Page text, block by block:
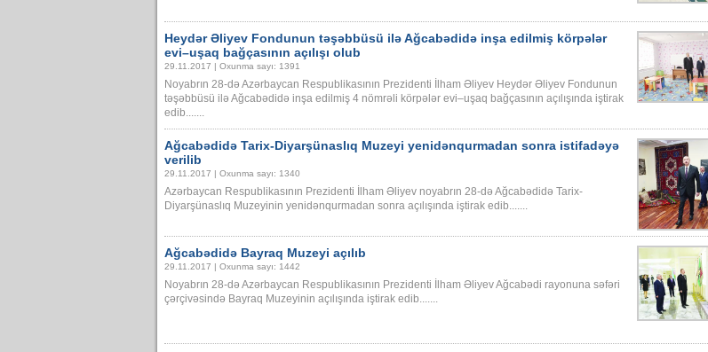
Heydər Əliyev Fondunun təşəbbüsü ilə Ağcabədidə inşa edilmiş körpələr
evi–uşaq bağçasının açılışı olub
29.11.2017 | Oxunma sayı: 1391
Noyabrın 28-də Azərbaycan Respublikasının Prezidenti İlham Əliyev Heydər Əliyev Fondunun
təşəbbüsü ilə Ağcabədidə inşa edilmiş 4 nömrəli körpələr evi–uşaq bağçasının açılışında iştirak
edib.......
Ağcabədidə Tarix-Diyarşünaslıq Muzeyi yenidənqurmadan sonra istifadəyə
verilib
29.11.2017 | Oxunma sayı: 1340
Azərbaycan Respublikasının Prezidenti İlham Əliyev noyabrın 28-də Ağcabədidə Tarix-
Diyarşünaslıq Muzeyinin yenidənqurmadan sonra açılışında iştirak edib.......
Ağcabədidə Bayraq Muzeyi açılıb
29.11.2017 | Oxunma sayı: 1442
Noyabrın 28-də Azərbaycan Respublikasının Prezidenti İlham Əliyev Ağcabədi rayonuna səfəri
çərçivəsində Bayraq Muzeyinin açılışında iştirak edib.......